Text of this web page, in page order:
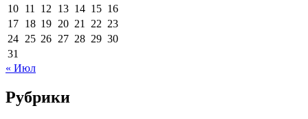
10 11 12 13 14 15 16
17 18 19 20 21 22 23
24 25 26 27 28 29 30
31
« Июл
Рубрики